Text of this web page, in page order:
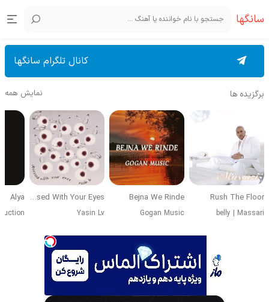
سانگها
کانال تلگرام سانگها
برگزیده ها نمایش همه
Rush The Floor
belly | Massari
Bejna We Rinde
Gogan Music
Obsessed With Your Eyes
Yasin Lv
Alya